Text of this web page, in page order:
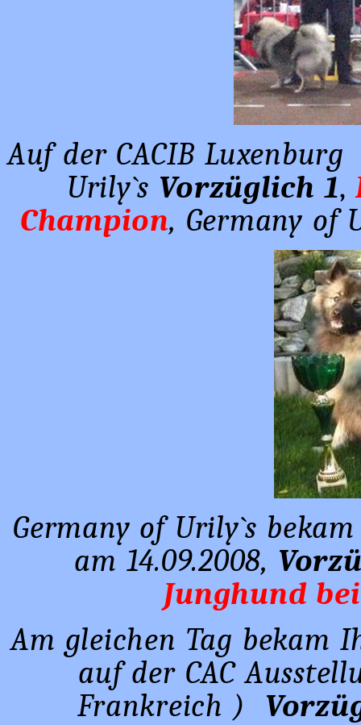
Auf der CACIB
Urily`s Vorzüglich 1,
Champion, Germany of
Germany of Urily`s
am 14.09.2008,
Junghund
Am gleichen Tag bekam
auf der CAC
Frankreich )